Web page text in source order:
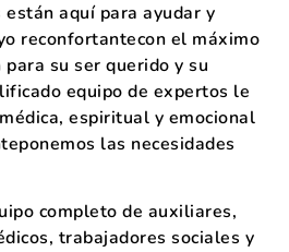
aquí para ayudar y
reconfortantecon el máximo
su ser querido y su
equipo de expertos le
espiritual y emocional
las necesidades
completo de auxiliares,
trabajadores sociales y